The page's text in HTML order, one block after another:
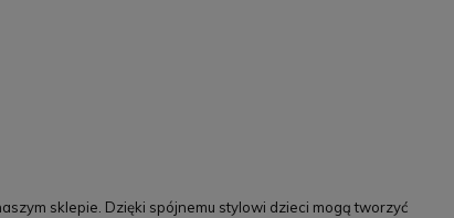
sklepie. Dzięki spójnemu stylowi dzieci mogą tworzyć